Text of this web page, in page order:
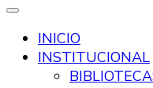
Biblioteca
Urquiza
INICIO
INSTITUCIONAL